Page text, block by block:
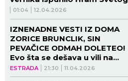
01:04 12.04.2026
Save u molitvenom sabranju!
(FOTO, VIDEO)
ESTRADA 21:30 11.04.2026
IZNENADNE VESTI IZ DOMA
ZORICE BRUNCLIK, SIN
PEVAČICE ODMAH DOLETEO!
Evo šta se dešava u vili na
Krnjači! (FOTO)